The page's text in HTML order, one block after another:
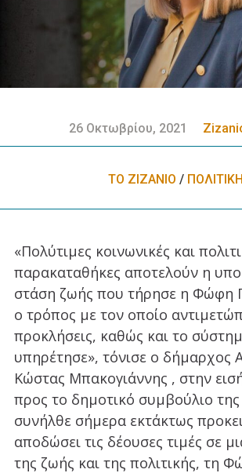
26 Οκτωβρίου, 2021
ΤΟ ΖΙΖΑΝΙΟ / ΠΟΛΙΤΙΚΗ
«Πολύτιμες κοινωνικές και
παρακαταθήκες αποτελούν η
στάση ζωής που τήρησε η Φώφη
ο τρόπος με τον οποίο
προκλήσεις, καθώς και το
υπηρέτησε», τόνισε ο δήμαρχος
Κώστας Μπακογιάννης , στην
προς το δημοτικό συμβούλιο
συνήλθε σήμερα εκτάκτως
αποδώσει τις δέουσες τιμές σε
της ζωής και της πολιτικής, τη